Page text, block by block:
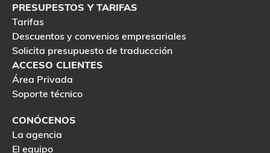
PRESUPESTOS Y TARIFAS
Tarifas
Descuentos y convenios empresariales
Solicita presupuesto de traduccción
ACCESO CLIENTES
Área Privada
Soporte técnico
CONÓCENOS
La agencia
El equipo